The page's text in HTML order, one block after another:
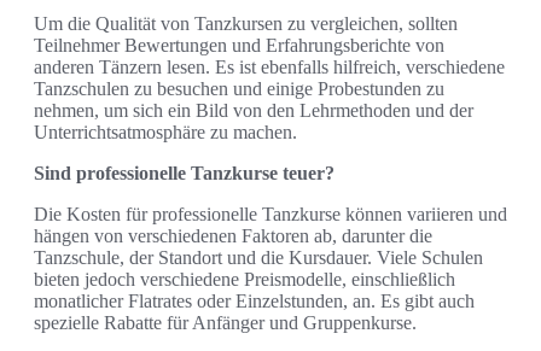
Um die Qualität von Tanzkursen zu vergleichen, sollten
Teilnehmer Bewertungen und Erfahrungsberichte von
anderen Tänzern lesen. Es ist ebenfalls hilfreich, verschiedene
Tanzschulen zu besuchen und einige Probestunden zu
nehmen, um sich ein Bild von den Lehrmethoden und der
Unterrichtsatmosphäre zu machen.
Sind professionelle Tanzkurse teuer?
Die Kosten für professionelle Tanzkurse können variieren und
hängen von verschiedenen Faktoren ab, darunter die
Tanzschule, der Standort und die Kursdauer. Viele Schulen
bieten jedoch verschiedene Preismodelle, einschließlich
monatlicher Flatrates oder Einzelstunden, an. Es gibt auch
spezielle Rabatte für Anfänger und Gruppenkurse.